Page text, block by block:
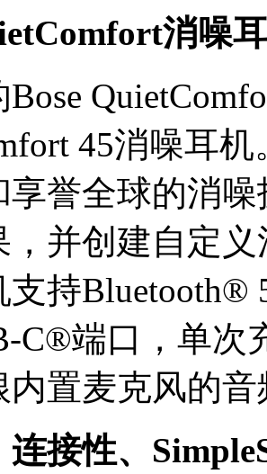
消噪
45消噪耳
享誉全球的消
并创建自定义
支持Bluetooth®
C®端口，单次
内置麦克风的
接性、